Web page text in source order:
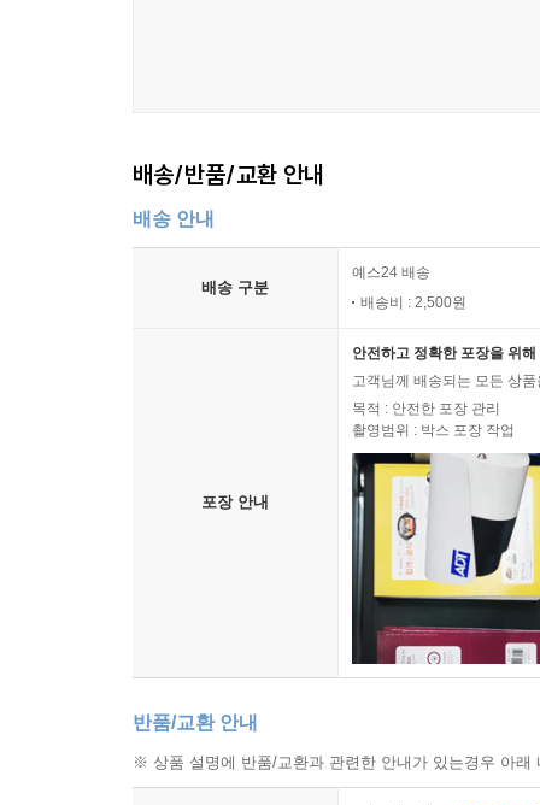
배송/반품/교환 안내
배송 안내
배송 구분
예스24 배송
배송비 : 2,500원
포장 안내
안전하고 정확한 포장을 위
고객님께 배송되는 모든 상
목적 : 안전한 포장 관리
촬영범위 : 박스 포장 작업
반품/교환 안내
※ 상품 설명에 반품/교환과 관련한 안내가 있는경우 아